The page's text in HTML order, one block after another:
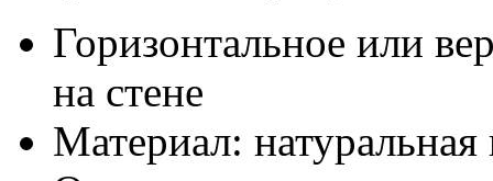
Горизонтальное или
на стене
Материал: натуральная